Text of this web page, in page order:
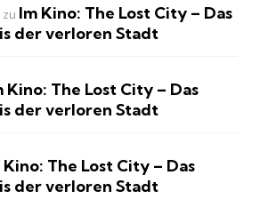
zu Im Kino: The Lost City – Das
der verloren Stadt
Kino: The Lost City – Das
der verloren Stadt
Kino: The Lost City – Das
der verloren Stadt